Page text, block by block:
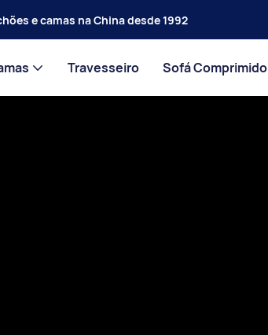
e camas na China desde 1992
Travesseiro Sofá Comprimido